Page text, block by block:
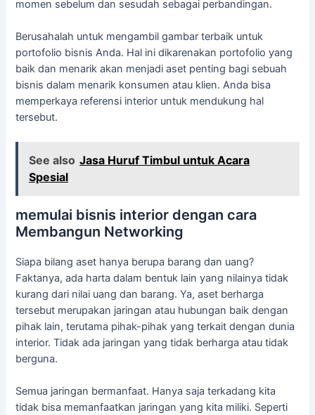
momen sebelum dan sesudah sebagai perbandingan.
Berusahalah untuk mengambil gambar terbaik untuk
portofolio bisnis Anda. Hal ini dikarenakan portofolio yang
baik dan menarik akan menjadi aset penting bagi sebuah
bisnis dalam menarik konsumen atau klien. Anda bisa
memperkaya referensi interior untuk mendukung hal
tersebut.
See also Jasa Huruf Timbul untuk Acara
Spesial
memulai bisnis interior dengan cara
Membangun Networking
Siapa bilang aset hanya berupa barang dan uang?
Faktanya, ada harta dalam bentuk lain yang nilainya tidak
kurang dari nilai uang dan barang. Ya, aset berharga
tersebut merupakan jaringan atau hubungan baik dengan
pihak lain, terutama pihak-pihak yang terkait dengan dunia
interior. Tidak ada jaringan yang tidak berharga atau tidak
berguna.
Semua jaringan bermanfaat. Hanya saja terkadang kita
tidak bisa memanfaatkan jaringan yang kita miliki. Seperti